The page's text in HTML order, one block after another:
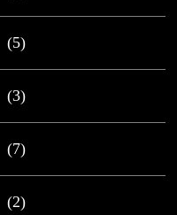
(5)
(3)
(7)
(2)